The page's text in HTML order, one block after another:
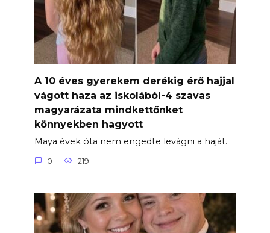
A 10 éves gyerekem derékig érő hajjal
vágott haza az iskolából-4 szavas
magyarázata mindkettőnket
könnyekben hagyott
Maya évek óta nem engedte levágni a haját.
0 219